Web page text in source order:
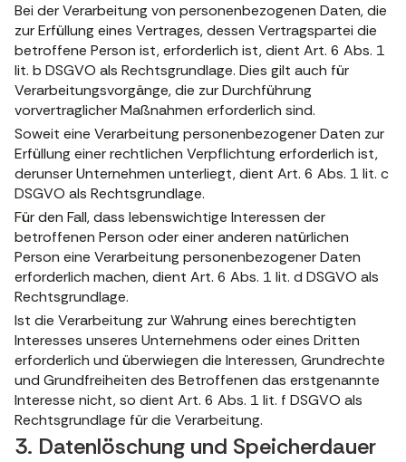
Bei der Verarbeitung von personenbezogenen Daten, die
zur Erfüllung eines Vertrages, dessen Vertragspartei die
betroffene Person ist, erforderlich ist, dient Art. 6 Abs. 1
lit. b DSGVO als Rechtsgrundlage. Dies gilt auch für
Verarbeitungsvorgänge, die zur Durchführung
vorvertraglicher Maßnahmen erforderlich sind.
Soweit eine Verarbeitung personenbezogener Daten zur
Erfüllung einer rechtlichen Verpflichtung erforderlich ist,
derunser Unternehmen unterliegt, dient Art. 6 Abs. 1 lit. c
DSGVO als Rechtsgrundlage.
Für den Fall, dass lebenswichtige Interessen der
betroffenen Person oder einer anderen natürlichen
Person eine Verarbeitung personenbezogener Daten
erforderlich machen, dient Art. 6 Abs. 1 lit. d DSGVO als
Rechtsgrundlage.
Ist die Verarbeitung zur Wahrung eines berechtigten
Interesses unseres Unternehmens oder eines Dritten
erforderlich und überwiegen die Interessen, Grundrechte
und Grundfreiheiten des Betroffenen das erstgenannte
Interesse nicht, so dient Art. 6 Abs. 1 lit. f DSGVO als
Rechtsgrundlage für die Verarbeitung.
3. Datenlöschung und Speicherdauer